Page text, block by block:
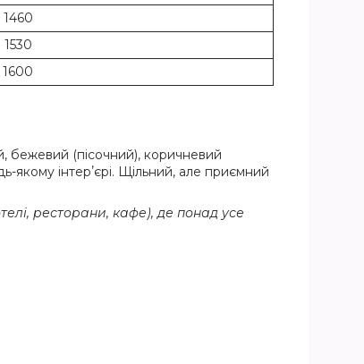
1460
1530
1600
бежевий (пісочний), коричневий
якому інтерʼєрі. Щільний, але приємний
ресторани, кафе), де понад усе